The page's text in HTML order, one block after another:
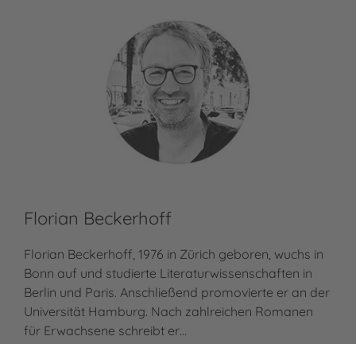
Florian Beckerhoff
Florian Beckerhoff, 1976 in Zürich geboren, wuchs in
Bonn auf und studierte Literaturwissenschaften in
Berlin und Paris. Anschließend promovierte er an der
Universität Hamburg. Nach zahlreichen Romanen
für Erwachsene schreibt er…